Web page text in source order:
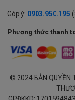
Góp ý: 0903.950.195
Phương thức thanh
© 2024 BẢN QUYỀN
GPĐKKD: